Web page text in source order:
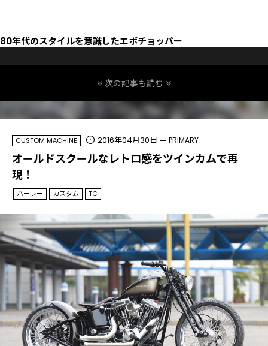
80年代のスタイルを意識したエボチョッパー
次の記事も読む
CUSTOM MACHINE 2016年04月30日 PRIMARY
オールドスクールなレトロ感をツインカムで再
現！
ハーレー カスタム TC